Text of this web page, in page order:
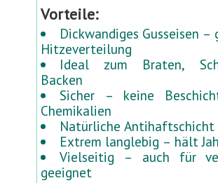
Vorteile:
Dickwandiges Gusseisen
Hitzeverteilung
Ideal zum Braten,
Backen
Sicher – keine
Chemikalien
Natürliche
Extrem langlebig – hält
Vielseitig – auch für
geeignet